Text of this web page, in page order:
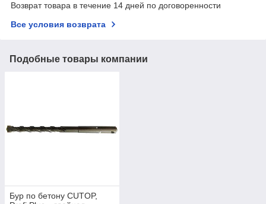
Возврат товара в течение 14 дней по договоренности
Все условия возврата
Подобные товары компании
Бур по бетону CUTOP,